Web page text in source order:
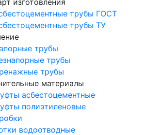
изготовления
трубы ГОСТ
трубы ТУ
трубы
трубы
трубы
материалы
асбестоцементные
полиэтиленовые
водоотводные